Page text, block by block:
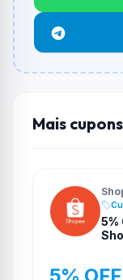
Não
e alguns
não aceitar
Mais
5%